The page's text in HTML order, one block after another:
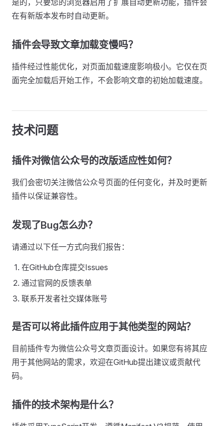
是的，只要您的浏览器启用了扩展自动更新功能，插件会
在有新版本发布时自动更新。
插件会导致文章加载变慢吗？
插件经过性能优化，对页面加载速度影响极小。它仅在页
面完全加载后开始工作，不会影响文章的初始加载速度。
技术问题
插件对微信公众号的改版适应性如何？
我们会密切关注微信公众号页面的任何变化，并及时更新
插件以保证兼容性。
发现了Bug怎么办？
请通过以下任一方式向我们报告：
在GitHub仓库提交Issues
通过官网的反馈表单
联系开发者社交媒体账号
是否可以将此插件应用于其他类型的网站？
目前插件专为微信公众号文章页面设计。如果您有将其应
用于其他网站的需求，欢迎在GitHub提出建议或贡献代
码。
插件的技术架构是什么？